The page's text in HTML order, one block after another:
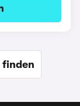
finden